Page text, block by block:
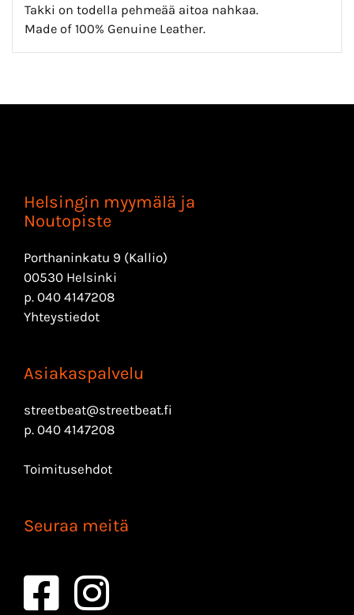
Takki on todella pehmeää aitoa nahkaa.
Made of 100% Genuine Leather.
Helsingin myymälä ja
Noutopiste
Porthaninkatu 9 (Kallio)
00530 Helsinki
p. 040 4147208
Yhteystiedot
Asiakaspalvelu
streetbeat@streetbeat.fi
p. 040 4147208
Toimitusehdot
Seuraa meitä